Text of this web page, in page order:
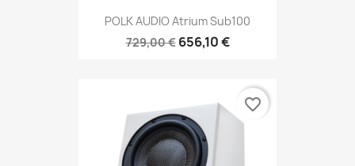
POLK AUDIO Atrium Sub100
729,00 € 656,10 €
favorite_border